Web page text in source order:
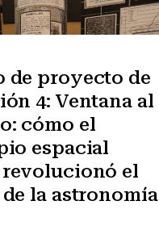
de proyecto de
4: Ventana al
cómo el
espacial
el
la astronomía